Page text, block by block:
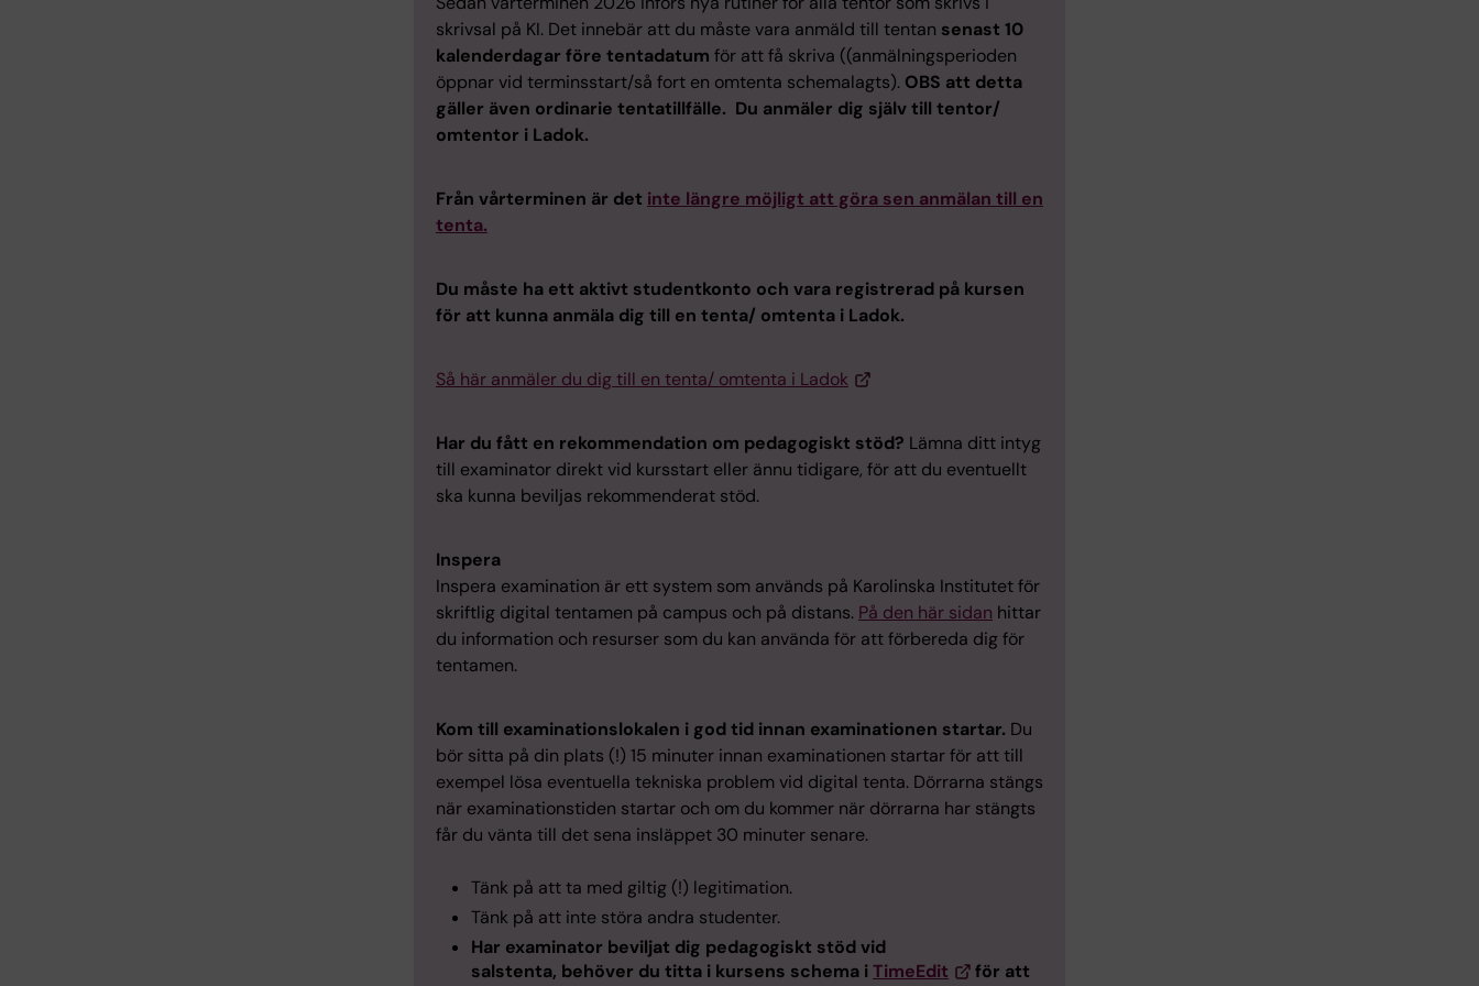
skrivsal på KI. Det innebär att du måste vara anmäld till tentan senast 10
kalenderdagar före tentadatum för att få skriva ((anmälningsperioden
öppnar vid terminsstart/så fort en omtenta schemalagts). OBS att detta
gäller även ordinarie tentatillfälle. Du anmäler dig själv till tentor/
omtentor i Ladok.
Från vårterminen är det inte längre möjligt att göra sen anmälan till en
tenta.
Du måste ha ett aktivt studentkonto och vara registrerad på kursen
för att kunna anmäla dig till en tenta/ omtenta i Ladok.
Så här anmäler du dig till en tenta/ omtenta i Ladok
Har du fått en rekommendation om pedagogiskt stöd? Lämna ditt intyg
till examinator direkt vid kursstart eller ännu tidigare, för att du eventuellt
ska kunna beviljas rekommenderat stöd.
Inspera
Inspera examination är ett system som används på Karolinska Institutet för
skriftlig digital tentamen på campus och på distans. På den här sidan hittar
du information och resurser som du kan använda för att förbereda dig för
tentamen.
Kom till examinationslokalen i god tid innan examinationen startar. Du
bör sitta på din plats (!) 15 minuter innan examinationen startar för att till
exempel lösa eventuella tekniska problem vid digital tenta. Dörrarna stängs
när examinationstiden startar och om du kommer när dörrarna har stängts
får du vänta till det sena insläppet 30 minuter senare.
Tänk på att ta med giltig (!) legitimation.
Tänk på att inte störa andra studenter.
Har examinator beviljat dig pedagogiskt stöd vid
salstenta, behöver du titta i kursens schema iTimeEdit
för att